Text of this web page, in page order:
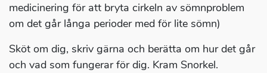
medicinering för att bryta cirkeln av sömnproblem
om det går långa perioder med för lite sömn)
Sköt om dig, skriv gärna och berätta om hur det går
och vad som fungerar för dig. Kram Snorkel.